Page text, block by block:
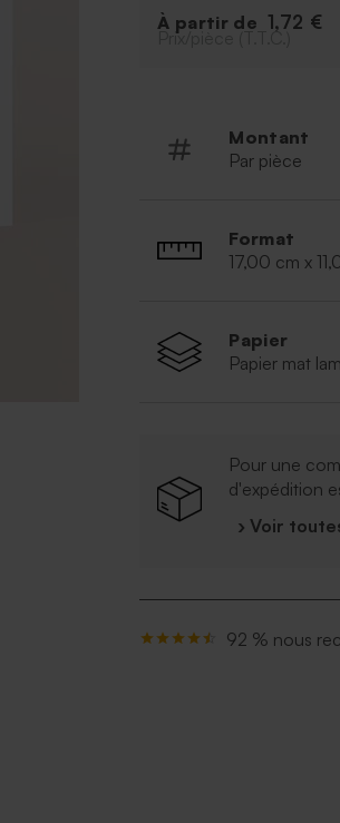
À partir de 1,72 €
Prix/pièce (T.T.C.)
Montant
Par pièce
Format
17,00 cm x
Papier
Papier mat
Pour une
d'expédition
› Voir
92 % nous